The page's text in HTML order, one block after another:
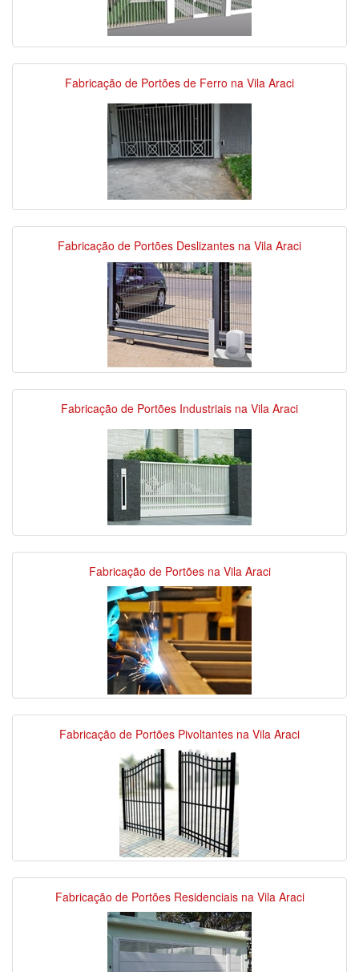
Fabricação de Portões de Ferro na Vila Araci
Fabricação de Portões Deslizantes na Vila Araci
Fabricação de Portões Industriais na Vila Araci
Fabricação de Portões na Vila Araci
Fabricação de Portões Pivoltantes na Vila Araci
Fabricação de Portões Residenciais na Vila Araci